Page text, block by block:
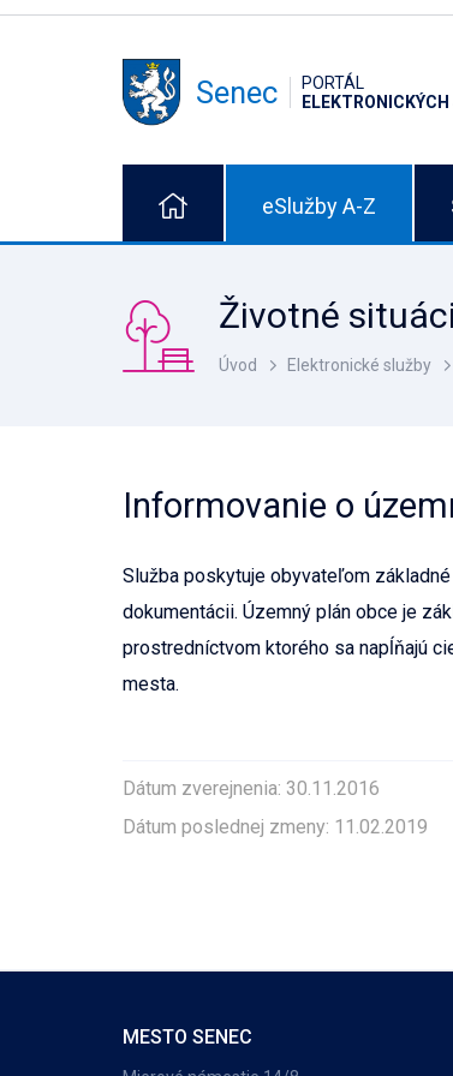
Senec
PORTÁL
eSlužby A-Z
Životné
Úvod Elektronické služby
Informovanie o
Služba poskytuje obyvateľom
dokumentácii. Územný plán obce je
prostredníctvom ktorého sa napĺňajú
mesta.
Dátum zverejnenia: 30.11.2016
Dátum poslednej zmeny: 11.02.2019
MESTO SENEC